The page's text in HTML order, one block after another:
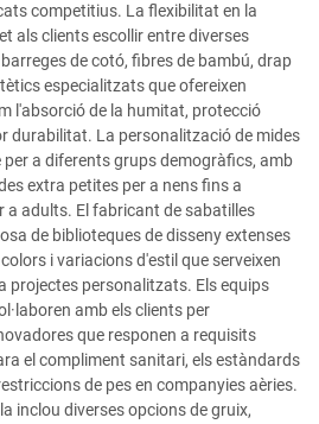
competitius. La flexibilitat en la
als clients escollir entre diverses
de cotó, fibres de bambú, drap
especialitzats que ofereixen
l'absorció de la humitat, protecció
durabilitat. La personalització de mides
a diferents grups demogràfics, amb
extra petites per a nens fins a
a adults. El fabricant de sabatilles
de biblioteques de disseny extenses
i variacions d'estil que serveixen
projectes personalitzats. Els equips
amb els clients per
que responen a requisits
el compliment sanitari, els estàndards
de pes en companyies aèries.
inclou diverses opcions de gruix,